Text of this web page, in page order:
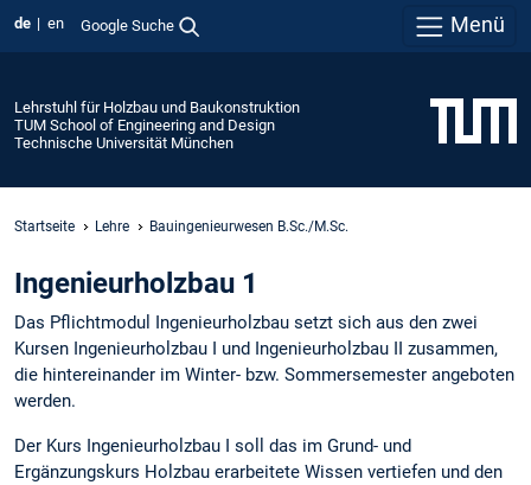
de en Google Suche Menü
Lehrstuhl für Holzbau und Baukonstruktion
TUM School of Engineering and Design
Technische Universität München
Startseite Lehre Bauingenieurwesen B.Sc./M.Sc.
Ingenieurholzbau 1
Das Pflichtmodul Ingenieurholzbau setzt sich aus den zwei
Kursen Ingenieurholzbau I und Ingenieurholzbau II zusammen,
die hintereinander im Winter- bzw. Sommersemester angeboten
werden.
Der Kurs Ingenieurholzbau I soll das im Grund- und
Ergänzungskurs Holzbau erarbeitete Wissen vertiefen und den